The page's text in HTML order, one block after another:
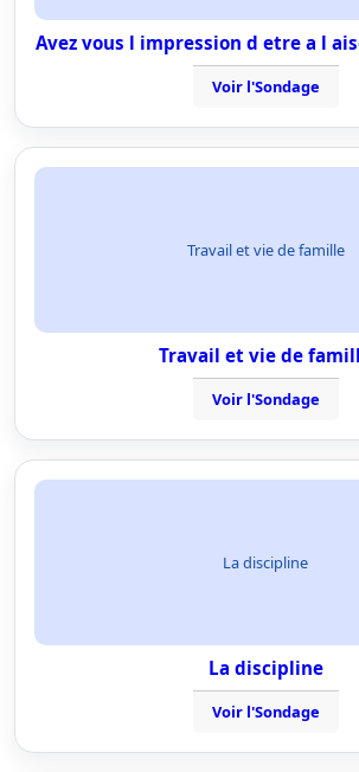
Avez vous l impression d etre a l
Voir l'Sondage
Travail et vie de famille
Travail et vie de
Voir l'Sondage
La discipline
La discipline
Voir l'Sondage